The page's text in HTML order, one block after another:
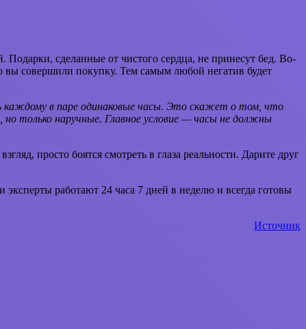
сделанные от чистого сердца, не принесут бед. Во-
вы совершили покупку. Тем самым любой негатив будет
каждому в паре одинаковые часы. Это скажет о том, что
только наручные. Главное условие — часы не должны
просто боятся смотреть в глаза реальности. Дарите друг
работают 24 часа 7 дней в неделю и всегда готовы
Источник